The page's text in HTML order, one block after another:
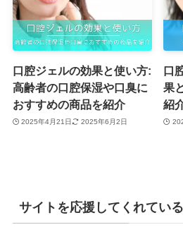
口腔ジェルの効果と使い方:
高齢者の口腔保湿や口臭に
おすすめの商品を紹介
2025年4月21日 2025年6月2日
口
果
紹
サイトを応援してくれてい